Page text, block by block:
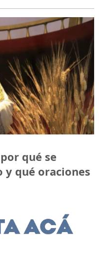
qué se
y qué oraciones